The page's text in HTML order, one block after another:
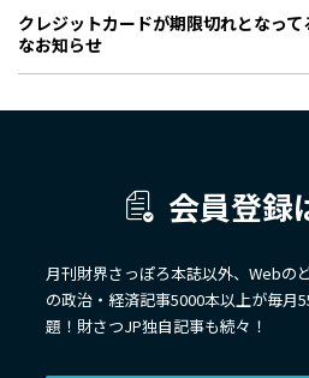
クレジットカードが期限切れとなっ
なお知らせ
会員登録
月刊財界さっぽろ本誌以外、Webの
の政治・経済記事5000本以上が毎月
題！財さつJP独自記事も続々！